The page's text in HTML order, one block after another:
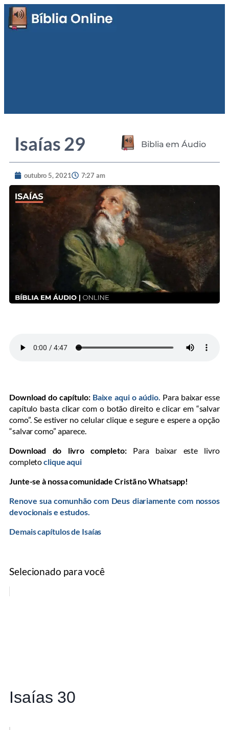
Isaías 29 Biblia em Áudio
outubro 5, 2021 7:27 am
Download do capítulo: Baixe aqui o aúdio. Para baixar esse
capítulo basta clicar com o botão direito e clicar em “salvar
como”. Se estiver no celular clique e segure e espere a opção
“salvar como” aparece.
Download do livro completo: Para baixar este livro
completoclique aqui
Junte-se à nossa comunidade Cristã no Whatsapp!
Renove sua comunhão com Deus diariamente com nossos
devocionais e estudos.
Demais capítulos de Isaías
Selecionado para você
Isaías 30